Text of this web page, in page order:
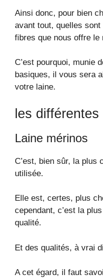
Ainsi donc, pour bien
avant tout, quelles
fibres que nous offre le
C’est pourquoi, munie
basiques, il vous sera
votre laine.
les
Laine mérinos
C’est, bien sûr, la plus
utilisée.
Elle est, certes, plus
cependant, c’est la
qualité.
Et des qualités, à vrai
A cet égard, il faut